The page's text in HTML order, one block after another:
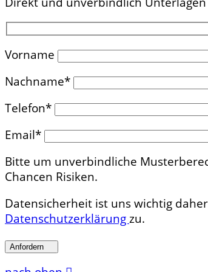
Vorname
Nachname*
Telefon*
Email*
Bitte um unverbindliche
Chancen Risiken.
Datensicherheit ist uns wichtig
Datenschutzerklärungzu.
Anfordern